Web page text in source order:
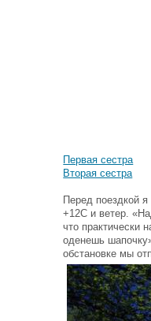
Первая сестра
Вторая сестра
Перед поездкой
+12С и ветер.
что практически
оденешь
обстановке мы